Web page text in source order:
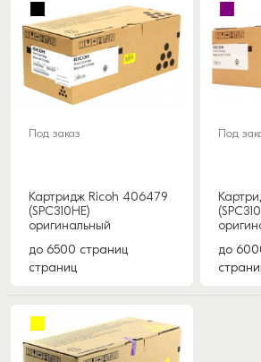
Под заказ
Картридж Ricoh 406479
(SPC310HE)
оригинальный
до 6500 страниц
страниц
Под
до